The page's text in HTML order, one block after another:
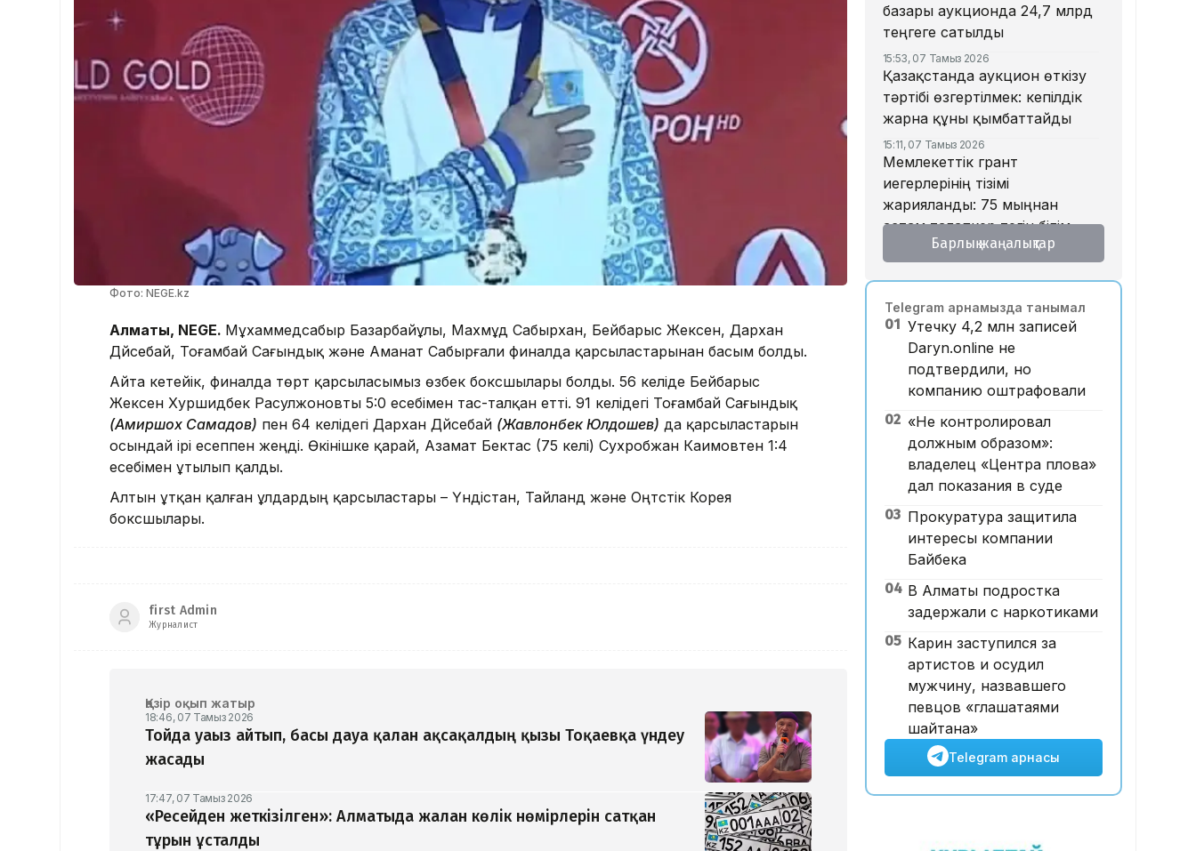
Фото: NEGE.kz
Алматы, NEGE. Мұхаммедсабыр Базарбайұлы, Махмұд Сабырхан, Бейбарыс Жексен, Дархан
Дүйсебай, Тоғамбай Сағындық және Аманат Сабырғали финалда қарсыластарынан басым болды.
Айта кетейік, финалда төрт қарсыласымыз өзбек боксшылары болды. 56 келіде Бейбарыс
Жексен Хуршидбек Расулжоновты 5:0 есебімен тас-талқан етті. 91 келідегі Тоғамбай Сағындық
(Амиршох Самадов) пен 64 келідегі Дархан Дүйсебай (Жавлонбек Юлдошев) да қарсыластарын
осындай ірі есеппен жеңді. Өкінішке қарай, Азамат Бектас (75 келі) Сухробжан Каимовтен 1:4
есебімен ұтылып қалды.
Алтын ұтқан қалған ұлдардың қарсыластары – Үндістан, Тайланд және Оңтүстік Корея
боксшылары.
first Admin
Журналист
Қазір оқып жатыр
18:46, 07 Тамыз 2026
Тойда уағыз айтып, басы дауға қалған ақсақалдың қызы Тоқаевқа үндеу
жасады
17:47, 07 Тамыз 2026
«Ресейден жеткізілген»: Алматыда жалған көлік нөмірлерін сатқан
тұрғын ұсталды
базары аукционда 24,7 млрд
теңгеге сатылды
15:53, 07 Тамыз 2026
Қазақстанда аукцион өткізу
тәртібі өзгертілмек: кепілдік
жарна құны қымбаттайды
15:11, 07 Тамыз 2026
Мемлекеттік грант
иегерлерінің тізімі
жарияланды: 75 мыңнан
астам талапкер тегін білім
қарқынының баяулауы
қолдап отыр – сарапшылар
13:30, 07 Тамыз 2026
Фельдшер Ұлдана
Мырзуанның қазасына
қатысты іс сотқа жолданды
12:59, 07 Тамыз 2026
Абай облысы аумағындағы
орманды өрттен қорғауға 3
млрд теңгеден астам қаржы
бөлінді
12:00, 07 Тамыз 2026
Грекия мен Арменияның
бұрынғы бас бапкері
басқаруы мүмкін
Барлық жаңалықтар
Telegram арнамызда танымал
01 Утечку 4,2 млн записей
Daryn.online не
подтвердили, но
компанию оштрафовали
02 «Не контролировал
должным образом»:
владелец «Центра плова»
дал показания в суде
03 Прокуратура защитила
интересы компании
Байбека
04 В Алматы подростка
задержали с наркотиками
05 Карин заступился за
артистов и осудил
мужчину, назвавшего
певцов «глашатаями
шайтана»
Telegram арнасы